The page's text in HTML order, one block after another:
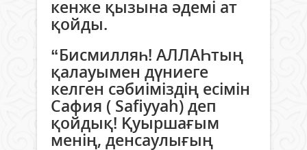
кенже қызына әдемі ат
қойды.
“Бисмилляһ! АЛЛАҺтың
қалауымен дүниеге
келген сәбиіміздің есімін
Сафия ( Safiyyah) деп
қойдық! Қуыршағым
менің, денсаулығың